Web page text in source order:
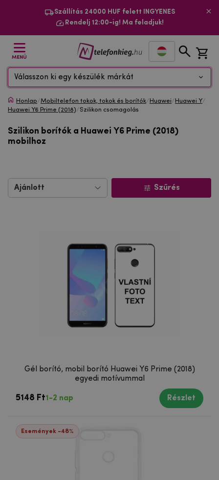
Szállítás 24000 HUF felett INGYENES
Rendelj 12:00-ig! Ma feladjuk!
MENÜ
Válasszon ki egy készülék márkát
Honlap/Mobiltelefon tokok, tokok és borítók/ Huawei/ Huawei Y/
Huawei Y6 Prime (2018)/Szilikon csomagolás
Szilikon borítók a Huawei Y6 Prime (2018)
mobilhoz
Gél borító, mobil borító Huawei Y6 Prime (2018)
egyedi motívummal
5148 Ft1-2 nap Részlet
Események -48%
Szűrés